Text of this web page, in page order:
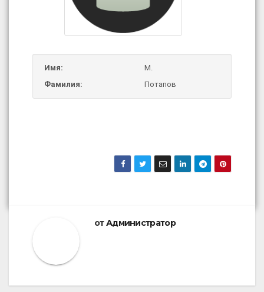
Имя:
М.
Фамилия:
Потапов
отАдминистратор